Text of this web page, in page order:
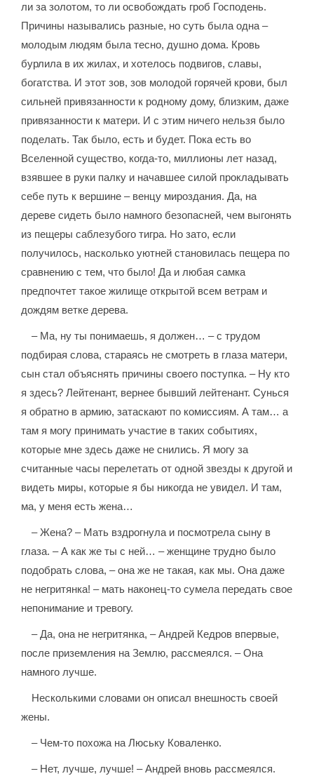
ли за золотом, то ли освобождать гроб Господень.
Причины назывались разные, но суть была одна –
молодым людям была тесно, душно дома. Кровь
бурлила в их жилах, и хотелось подвигов, славы,
богатства. И этот зов, зов молодой горячей крови, был
сильней привязанности к родному дому, близким, даже
привязанности к матери. И с этим ничего нельзя было
поделать. Так было, есть и будет. Пока есть во
Вселенной существо, когда-то, миллионы лет назад,
взявшее в руки палку и начавшее силой прокладывать
себе путь к вершине – венцу мироздания. Да, на
дереве сидеть было намного безопасней, чем выгонять
из пещеры саблезубого тигра. Но зато, если
получилось, насколько уютней становилась пещера по
сравнению с тем, что было! Да и любая самка
предпочтет такое жилище открытой всем ветрам и
дождям ветке дерева.
– Ма, ну ты понимаешь, я должен… – с трудом
подбирая слова, стараясь не смотреть в глаза матери,
сын стал объяснять причины своего поступка. – Ну кто
я здесь? Лейтенант, вернее бывший лейтенант. Сунься
я обратно в армию, затаскают по комиссиям. А там… а
там я могу принимать участие в таких событиях,
которые мне здесь даже не снились. Я могу за
считанные часы перелетать от одной звезды к другой и
видеть миры, которые я бы никогда не увидел. И там,
ма, у меня есть жена…
– Жена? – Мать вздрогнула и посмотрела сыну в
глаза. – А как же ты с ней… – женщине трудно было
подобрать слова, – она же не такая, как мы. Она даже
не негритянка! – мать наконец-то сумела передать свое
непонимание и тревогу.
– Да, она не негритянка, – Андрей Кедров впервые,
после приземления на Землю, рассмеялся. – Она
намного лучше.
Несколькими словами он описал внешность своей
жены.
– Чем-то похожа на Люську Коваленко.
– Нет, лучше, лучше! – Андрей вновь рассмеялся.